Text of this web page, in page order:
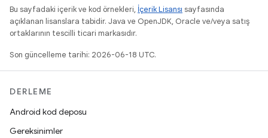
Bu sayfadaki içerik ve kod örnekleri, İçerik Lisansı sayfasında
açıklanan lisanslara tabidir. Java ve OpenJDK, Oracle ve/veya satış
ortaklarının tescilli ticari markasıdır.
Son güncelleme tarihi: 2026-06-18 UTC.
DERLEME
Android kod deposu
Gereksinimler